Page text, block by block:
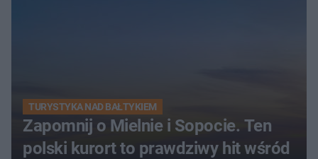
TURYSTYKA NAD BAŁTYKIEM
Zapomnij o Mielnie i Sopocie. Ten
polski kurort to prawdziwy hit wśród